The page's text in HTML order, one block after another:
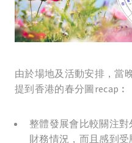
由於場地及活動安排，當
提到香港的春分圖recap︰
整體發展會比較關注
財務情況，而且感到受